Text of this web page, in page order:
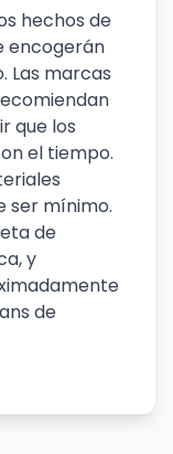
hechos de
encogerán
Las marcas
que los
el tiempo.
ser mínimo.
de
y
de